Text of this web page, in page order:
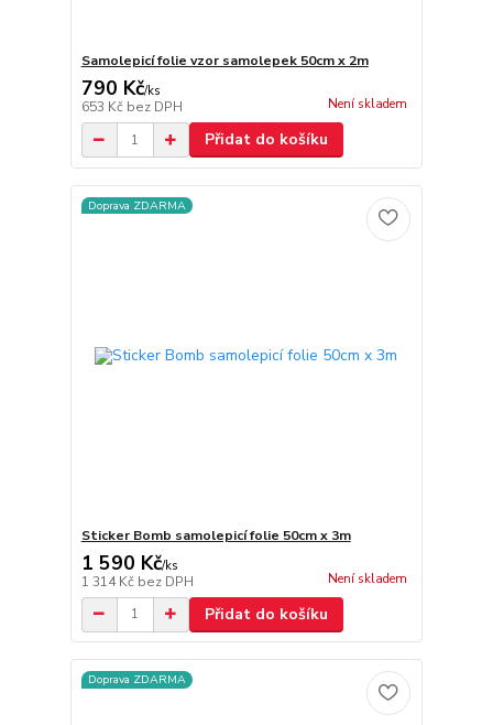
Samolepicí folie vzor samolepek 50cm x 2m
790 Kč/ks
653 Kč bez DPH Není skladem
Přidat do košíku
Doprava ZDARMA
Sticker Bomb samolepicí folie 50cm x 3m
1 590 Kč/ks
1 314 Kč bez DPH Není skladem
Přidat do košíku
Doprava ZDARMA